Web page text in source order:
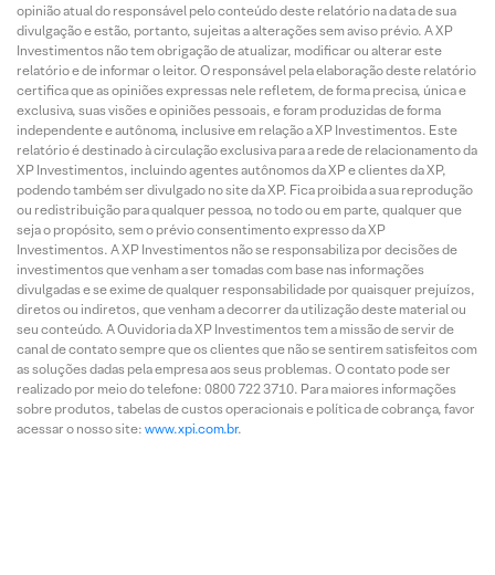
opinião atual do responsável pelo conteúdo deste relatório na data de sua
divulgação e estão, portanto, sujeitas a alterações sem aviso prévio. A XP
Investimentos não tem obrigação de atualizar, modificar ou alterar este
relatório e de informar o leitor. O responsável pela elaboração deste relatório
certifica que as opiniões expressas nele refletem, de forma precisa, única e
exclusiva, suas visões e opiniões pessoais, e foram produzidas de forma
independente e autônoma, inclusive em relação a XP Investimentos. Este
relatório é destinado à circulação exclusiva para a rede de relacionamento da
XP Investimentos, incluindo agentes autônomos da XP e clientes da XP,
podendo também ser divulgado no site da XP. Fica proibida a sua reprodução
ou redistribuição para qualquer pessoa, no todo ou em parte, qualquer que
seja o propósito, sem o prévio consentimento expresso da XP
Investimentos. A XP Investimentos não se responsabiliza por decisões de
investimentos que venham a ser tomadas com base nas informações
divulgadas e se exime de qualquer responsabilidade por quaisquer prejuízos,
diretos ou indiretos, que venham a decorrer da utilização deste material ou
seu conteúdo. A Ouvidoria da XP Investimentos tem a missão de servir de
canal de contato sempre que os clientes que não se sentirem satisfeitos com
as soluções dadas pela empresa aos seus problemas. O contato pode ser
realizado por meio do telefone: 0800 722 3710. Para maiores informações
sobre produtos, tabelas de custos operacionais e política de cobrança, favor
acessar o nosso site: www.xpi.com.br.